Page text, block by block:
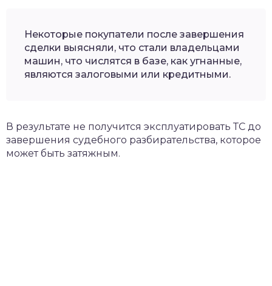
Некоторые покупатели после завершения
сделки выясняли, что стали владельцами
машин, что числятся в базе, как угнанные,
являются залоговыми или кредитными.
В результате не получится эксплуатировать ТС до
завершения судебного разбирательства, которое
может быть затяжным.